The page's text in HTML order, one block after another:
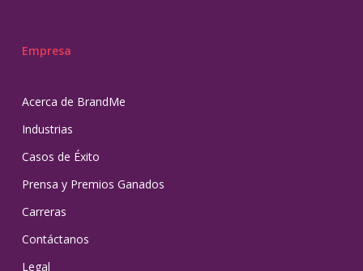
Empresa
Acerca de BrandMe
Industrias
Casos de Éxito
Prensa y Premios Ganados
Carreras
Contáctanos
Legal